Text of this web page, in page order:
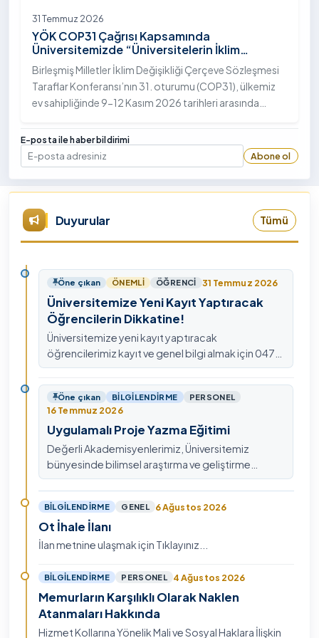
31 Temmuz 2026
YÖK COP31 Çağrısı Kapsamında
Üniversitemizde “Üniversitelerin İklim
Diplomasisindeki Rolü” Konulu Bilgilendirme
Toplantısı Yapıldı
Birleşmiş Milletler İklim Değişikliği Çerçeve Sözleşmesi
Taraflar Konferansı’nın 31. oturumu (COP31), ülkemiz
ev sahipliğinde 9-12 Kasım 2026 tarihleri arasında
Yükseköğretim Kurulu (YÖK), üniversitelerin akademik
katkı ve proje bildirimlerini koordine etme çağrısında
bulundu. Ardahan Üniversitesinde 31 Temmuz 2026
E-posta ile haber bildirimi
E-posta
Abone ol
Duyurular Tümü
Öne çıkan ÖNEMLI ÖĞRENCI 31 Temmuz 2026
Üniversitemize Yeni Kayıt Yaptıracak
Öğrencilerin Dikkatine!
Üniversitemize yeni kayıt yaptıracak
öğrencilerimiz kayıt ve genel bilgi almak için 0478
211 75 75 Dahili: 1913 nolu telefondan
ulaşabilirsiniz.
Öne çıkan BILGILENDIRME PERSONEL
16 Temmuz 2026
Uygulamalı Proje Yazma Eğitimi
Değerli Akademisyenlerimiz, Üniversitemiz
bünyesinde bilimsel araştırma ve geliştirme
kültürünü güçlendirmek, ulusal ve uluslararası fon
mekanizmala…
BILGILENDIRME GENEL 6 Ağustos 2026
Ot İhale İlanı
İlan metnine ulaşmak için Tıklayınız...
BILGILENDIRME PERSONEL 4 Ağustos 2026
Memurların Karşılıklı Olarak Naklen
Atanmaları Hakkında
Hizmet Kollarına Yönelik Mali ve Sosyal Haklara İlişkin